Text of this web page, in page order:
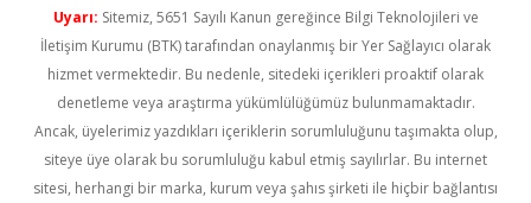
Uyarı: Sitemiz, 5651 Sayılı Kanun gereğince Bilgi Teknolojileri ve
İletişim Kurumu (BTK) tarafından onaylanmış bir Yer Sağlayıcı olarak
hizmet vermektedir. Bu nedenle, sitedeki içerikleri proaktif olarak
denetleme veya araştırma yükümlülüğümüz bulunmamaktadır.
Ancak, üyelerimiz yazdıkları içeriklerin sorumluluğunu taşımakta olup,
siteye üye olarak bu sorumluluğu kabul etmiş sayılırlar. Bu internet
sitesi, herhangi bir marka, kurum veya şahıs şirketi ile hiçbir bağlantısı